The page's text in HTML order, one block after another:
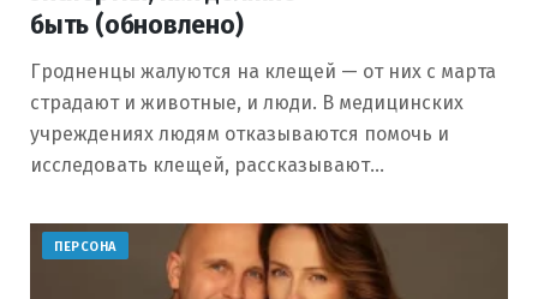
быть (обновлено)
Гродненцы жалуются на клещей — от них с марта
страдают и животные, и люди. В медицинских
учреждениях людям отказываются помочь и
исследовать клещей, рассказывают…
ПЕРСОНА